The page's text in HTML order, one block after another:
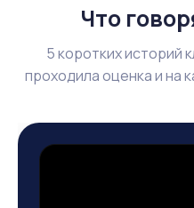
Что
5 коротких историй
проходила оценка и на